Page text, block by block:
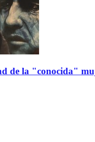
de la "conocida"